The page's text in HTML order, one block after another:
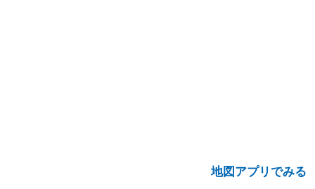
地図アプリでみる